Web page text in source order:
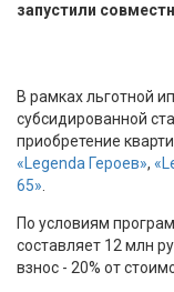
запустили
В рамках льготной
субсидированной
приобретение
«Legenda Героев»,
65»
По условиям
составляет 12 млн
взнос - 20% от